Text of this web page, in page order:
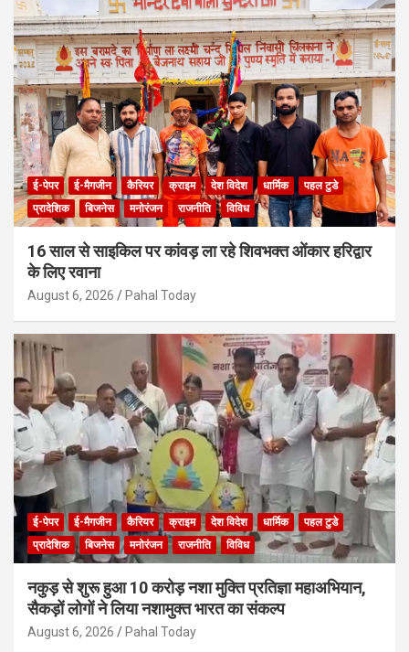
ई-पेपर ई-मैगजीन कैरियर क्राइम देश विदेश धार्मिक
पहल टुडे
प्रादेशिक
बिजनेस मनोरंजन राजनीति विविध
16 साल से साइकिल पर कांवड़ ला रहे शिवभक्त ओंकार हरिद्वार
के लिए रवाना
August 6, 2026 Pahal Today
ई-पेपर ई-मैगजीन कैरियर क्राइम देश विदेश धार्मिक
पहल टुडे
प्रादेशिक
बिजनेस मनोरंजन राजनीति विविध
नकुड़ से शुरू हुआ 10 करोड़ नशा मुक्ति प्रतिज्ञा महाअभियान,
सैकड़ों लोगों ने लिया नशामुक्त भारत का संकल्प
August 6, 2026 Pahal Today